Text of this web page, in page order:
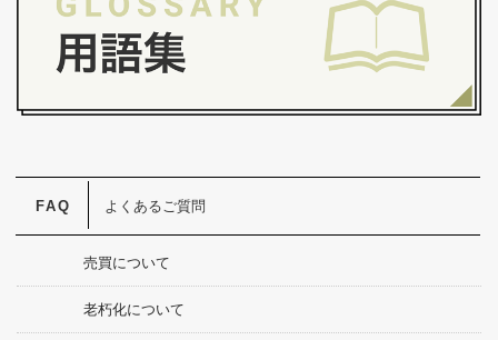
よくあるご質問
売買について
老朽化について